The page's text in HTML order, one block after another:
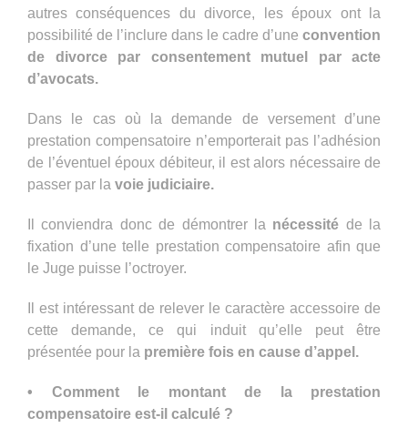
autres conséquences du divorce, les époux ont la
possibilité de l’inclure dans le cadre d’une convention
de divorce par consentement mutuel par acte
d’avocats.
Dans le cas où la demande de versement d’une
prestation compensatoire n’emporterait pas l’adhésion
de l’éventuel époux débiteur, il est alors nécessaire de
passer par la voie judiciaire.
Il conviendra donc de démontrer la nécessité de la
fixation d’une telle prestation compensatoire afin que
le Juge puisse l’octroyer.
Il est intéressant de relever le caractère accessoire de
cette demande, ce qui induit qu’elle peut être
présentée pour la première fois en cause d’appel.
• Comment le montant de la prestation
compensatoire est-il calculé ?